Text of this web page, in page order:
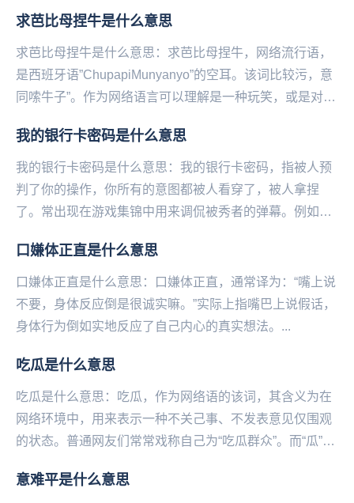
一...
求芭比母捏牛是什么意思
求芭比母捏牛是什么意思：求芭比母捏牛，网络流行语，
是西班牙语”ChupapiMunyanyo”的空耳。该词比较污，意
同嗦牛子”。作为网络语言可以理解是一种玩笑，或是对他
我的银行卡密码是什么意思
我的银行卡密码是什么意思：我的银行卡密码，指被人预
判了你的操作，你所有的意图都被人看穿了，被人拿捏
了。常出现在游戏集锦中用来调侃被秀者的弹幕。例如在
口嫌体正直是什么意思
口嫌体正直是什么意思：口嫌体正直，通常译为：“嘴上说
不要，身体反应倒是很诚实嘛。”实际上指嘴巴上说假话，
身体行为倒如实地反应了自己内心的真实想法。...
吃瓜是什么意思
吃瓜是什么意思：吃瓜，作为网络语的该词，其含义为在
网络环境中，用来表示一种不关己事、不发表意见仅围观
的状态。普通网友们常常戏称自己为“吃瓜群众”。而“瓜”则
意难平是什么意思